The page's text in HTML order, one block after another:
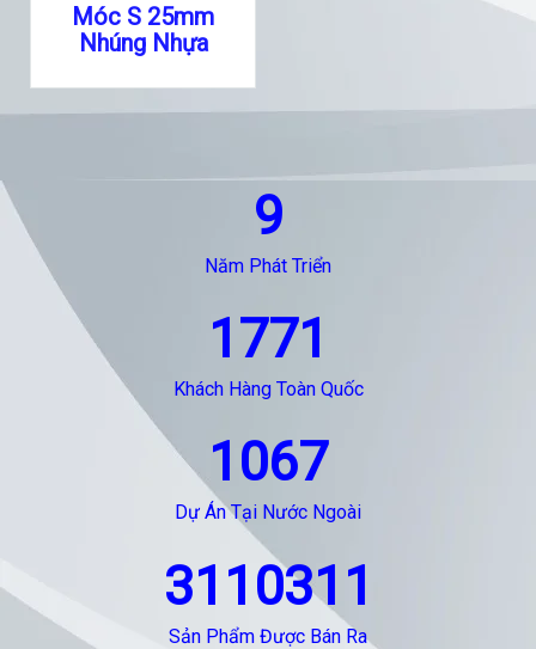
Móc S 25mm
Nhúng Nhựa
9
Năm Phát Triển
1771
Khách Hàng Toàn Quốc
1067
Dự Án Tại Nước Ngoài
3110311
Sản Phẩm Được Bán Ra